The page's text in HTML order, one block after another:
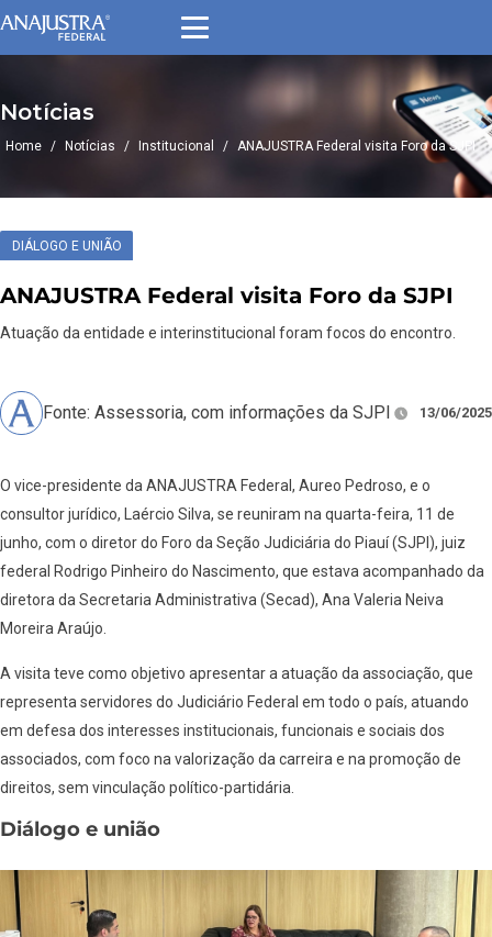
Notícias
Home / Notícias / Institucional / ANAJUSTRA Federal visita Foro da SJPI
DIÁLOGO E UNIÃO
ANAJUSTRA Federal visita Foro da SJPI
Atuação da entidade e interinstitucional foram focos do encontro.
Fonte: Assessoria, com informações da SJPI 13/06/2025
O vice-presidente da ANAJUSTRA Federal, Aureo Pedroso, e o
consultor jurídico, Laércio Silva, se reuniram na quarta-feira, 11 de
junho, com o diretor do Foro da Seção Judiciária do Piauí (SJPI), juiz
federal Rodrigo Pinheiro do Nascimento, que estava acompanhado da
diretora da Secretaria Administrativa (Secad), Ana Valeria Neiva
Moreira Araújo.
A visita teve como objetivo apresentar a atuação da associação, que
representa servidores do Judiciário Federal em todo o país, atuando
em defesa dos interesses institucionais, funcionais e sociais dos
associados, com foco na valorização da carreira e na promoção de
direitos, sem vinculação político-partidária.
Diálogo e união